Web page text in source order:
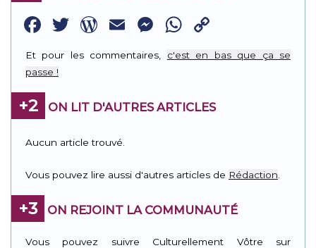
Facebook
Twitter
WordPress
EmailMessenger
WhatsApp
Link
Et pour les commentaires, c'est en bas que ça se
passe !
+2 ON LIT D'AUTRES ARTICLES
Aucun article trouvé.
Vous pouvez lire aussi d'autres articles de Rédaction
+3 ON REJOINT LA COMMUNAUTÉ
Vous pouvez suivre Culturellement Vôtre sur